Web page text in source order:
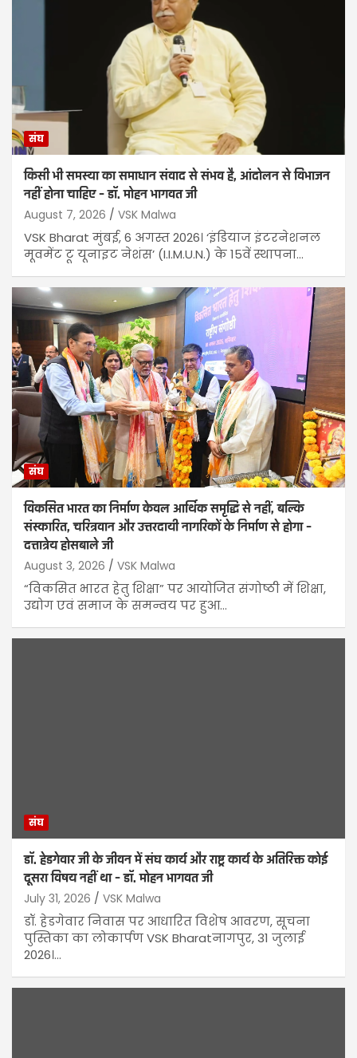
संघ
किसी भी समस्या का समाधान संवाद से संभव है, आंदोलन से विभाजन
नहीं होना चाहिए – डॉ. मोहन भागवत जी
August 7, 2026 VSK Malwa
VSK Bharat मुंबई, 6 अगस्त 2026। ‘इंडियाज इंटरनेशनल
मूवमेंट टू यूनाइट नेशंस’ (I.I.M.U.N.) के 15वें स्थापना…
संघ
विकसित भारत का निर्माण केवल आर्थिक समृद्धि से नहीं, बल्कि
संस्कारित, चरित्रवान और उत्तरदायी नागरिकों के निर्माण से होगा –
दत्तात्रेय होसबाले जी
August 3, 2026 VSK Malwa
“विकसित भारत हेतु शिक्षा” पर आयोजित संगोष्ठी में शिक्षा,
उद्योग एवं समाज के समन्वय पर हुआ…
संघ
डॉ. हेडगेवार जी के जीवन में संघ कार्य और राष्ट्र कार्य के अतिरिक्त कोई
दूसरा विषय नहीं था – डॉ. मोहन भागवत जी
July 31, 2026 VSK Malwa
डॉ. हेडगेवार निवास पर आधारित विशेष आवरण, सूचना
पुस्तिका का लोकार्पण VSK Bharatनागपुर, 31 जुलाई
2026।…